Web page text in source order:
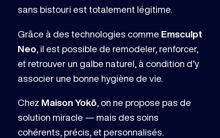
sans bistouri est totalement légitime.
Grâce à des technologies comme Emsculpt
Neo , il est possible de remodeler, renforcer,
et retrouver un galbe naturel, à condition d’y
associer une bonne hygiène de vie.
Chez Maison Yokō , on ne propose pas de
solution miracle — mais des soins
cohérents, précis, et personnalisés.